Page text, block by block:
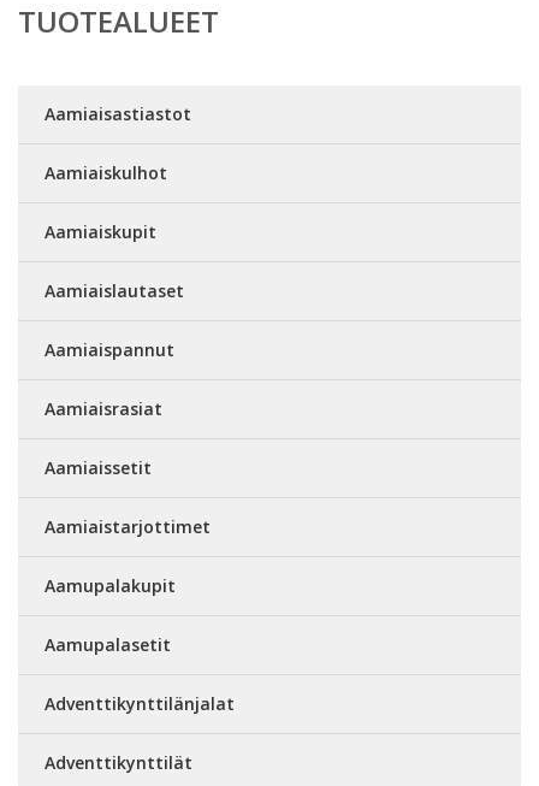
TUOTEALUEET
Aamiaisastiastot
Aamiaiskulhot
Aamiaiskupit
Aamiaislautaset
Aamiaispannut
Aamiaisrasiat
Aamiaissetit
Aamiaistarjottimet
Aamupalakupit
Aamupalasetit
Adventtikynttilänjalat
Adventtikynttilät